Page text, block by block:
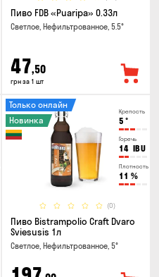
Пиво FDB «Puaripa» 0.33л
Светлое, Нефильтрованное, 5.5°
47,50
грн за 1 шт
Крепость
5 °
Горечь
14 IBU
Плотность
11 %
(0)
Только онлайн
Новинка
Пиво Bistrampolio Craft Dvaro
Sviesusis 1л
Светлое, Нефильтрованное, 5°